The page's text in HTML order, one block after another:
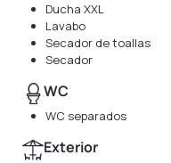
Ducha XXL
Lavabo
Secador de toallas
Secador
WC
WC separados
Exterior